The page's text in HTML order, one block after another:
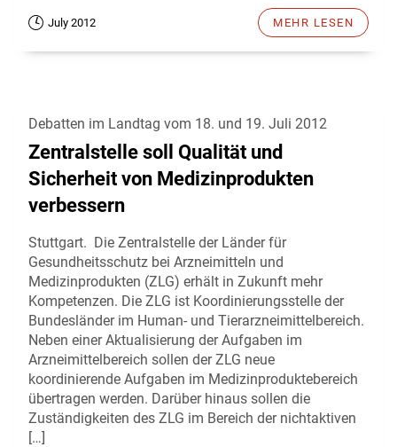
July 2012 MEHR LESEN
Debatten im Landtag vom 18. und 19. Juli 2012
Zentralstelle soll Qualität und
Sicherheit von Medizinprodukten
verbessern
Stuttgart. Die Zentralstelle der Länder für
Gesundheitsschutz bei Arzneimitteln und
Medizinprodukten (ZLG) erhält in Zukunft mehr
Kompetenzen. Die ZLG ist Koordinierungsstelle der
Bundesländer im Human- und Tierarzneimittelbereich.
Neben einer Aktualisierung der Aufgaben im
Arzneimittelbereich sollen der ZLG neue
koordinierende Aufgaben im Medizinproduktebereich
übertragen werden. Darüber hinaus sollen die
Zuständigkeiten des ZLG im Bereich der nichtaktiven
[…]